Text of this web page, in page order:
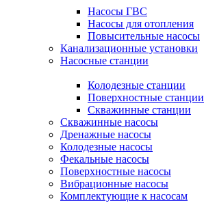
Насосы ГВС
Насосы для отопления
Повысительные насосы
Канализационные установки
Насосные станции
Колодезные станции
Поверхностные станции
Скважинные станции
Скважинные насосы
Дренажные насосы
Колодезные насосы
Фекальные насосы
Поверхностные насосы
Вибрационные насосы
Комплектующие к насосам